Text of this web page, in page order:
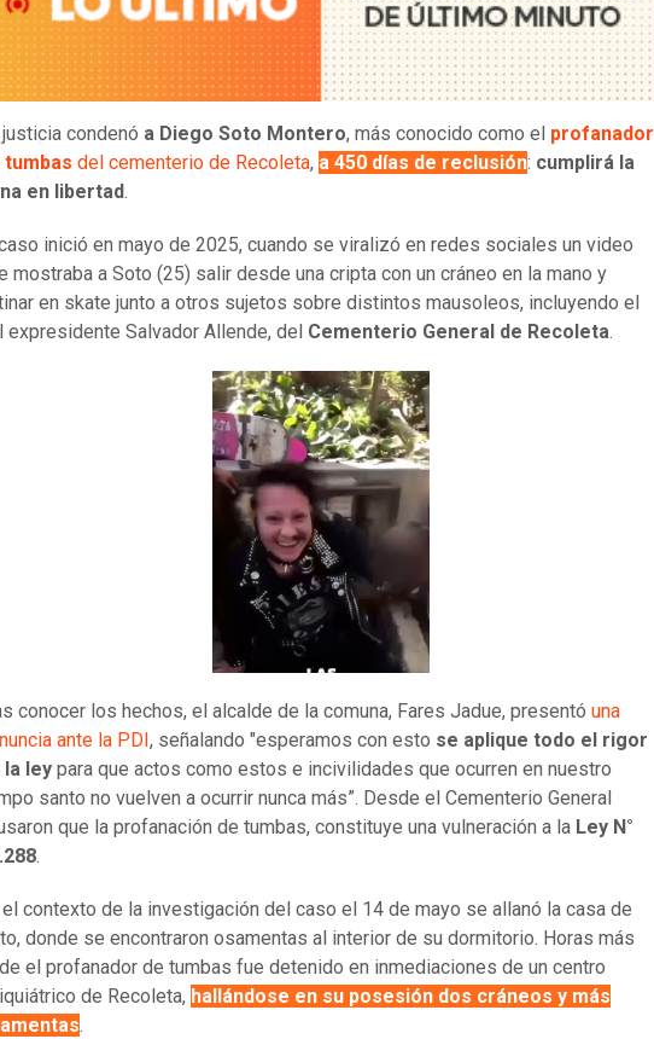
justicia condenó a Diego Soto Montero, más conocido como el profanador
tumbas del cementerio de Recoleta, a 450 días de reclusión: cumplirá la
en libertad.
inició en mayo de 2025, cuando se viralizó en redes sociales un video
mostraba a Soto (25) salir desde una cripta con un cráneo en la mano y
en skate junto a otros sujetos sobre distintos mausoleos, incluyendo el
expresidente Salvador Allende, del Cementerio General de Recoleta.
conocer los hechos, el alcalde de la comuna, Fares Jadue, presentó una
ante la PDI , señalando "esperamos con esto se aplique todo el rigor
la ley para que actos como estos e incivilidades que ocurren en nuestro
santo no vuelven a ocurrir nunca más”. Desde el Cementerio General
que la profanación de tumbas, constituye una vulneración a la Ley N°
.
el contexto de la investigación del caso el 14 de mayo se allanó la casa de
donde se encontraron osamentas al interior de su dormitorio. Horas más
el profanador de tumbas fue detenido en inmediaciones de un centro
de Recoleta, hallándose en su posesión dos cráneos y más
.